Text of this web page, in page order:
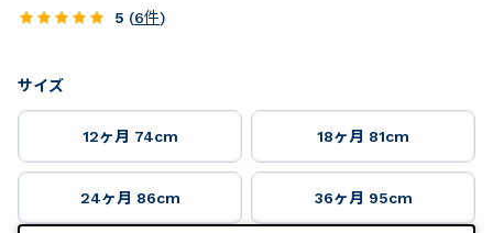
5 (6件)
サイズ
12ヶ月 74cm 18ヶ月 81cm
24ヶ月 86cm 36ヶ月 95cm